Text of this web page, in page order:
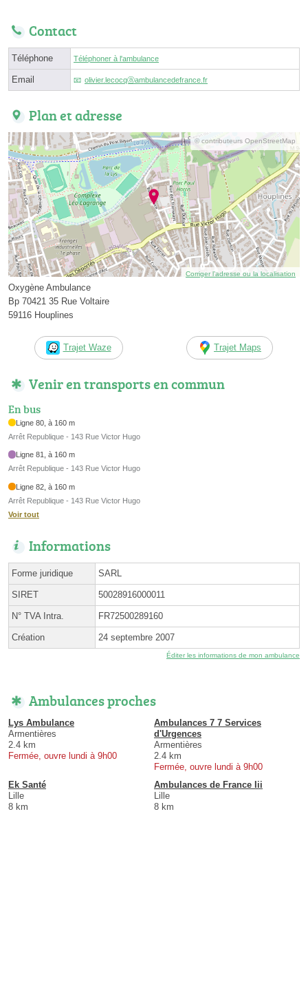
Contact
Téléphone Téléphoner à l'ambulance
Email olivier.lecocqⓐambulancedefrance.fr
Plan et adresse
© contributeurs OpenStreetMap
Corriger l’adresse ou la localisation
Oxygène Ambulance
Bp 70421 35 Rue Voltaire
59116 Houplines
Trajet Waze Trajet Maps
Venir en transports en commun
En bus
Ligne 80, à 160 m
Arrêt Republique - 143 Rue Victor Hugo
Ligne 81, à 160 m
Arrêt Republique - 143 Rue Victor Hugo
Ligne 82, à 160 m
Arrêt Republique - 143 Rue Victor Hugo
Voir tout
Informations
Forme juridique SARL
SIRET 50028916000011
N° TVA Intra. FR72500289160
Création 24 septembre 2007
Éditer les informations de mon ambulance
Ambulances proches
Lys Ambulance
Armentières
2.4 km
Fermée, ouvre lundi à 9h00
Ambulances 7 7 Services
d'Urgences
Armentières
2.4 km
Fermée, ouvre lundi à 9h00
Ek Santé
Lille
8 km
Ambulances de France Iii
Lille
8 km